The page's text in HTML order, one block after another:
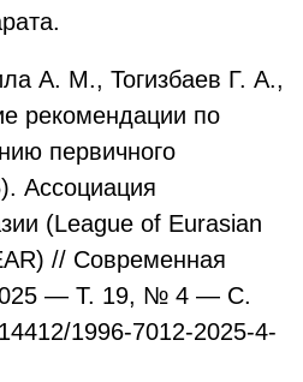
А. М., Тогизбаев Г. А.,
рекомендации по
первичного
Ассоциация
(League of Eurasian
// Современная
— Т. 19, № 4 — С.
1996-7012-2025-4-